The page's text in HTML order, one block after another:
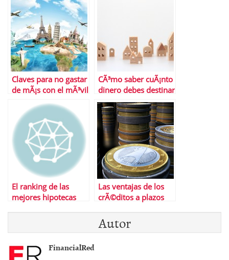
Claves para no gastar
de mÃ¡s con el mÃ³vil
el extranjero
CÃ³mo saber cuÃ¡nto
dinero debes destinar
al alquiler
El ranking de las
mejores hipotecas
Las ventajas de los
crÃ©ditos a plazos
Autor
FinancialRed